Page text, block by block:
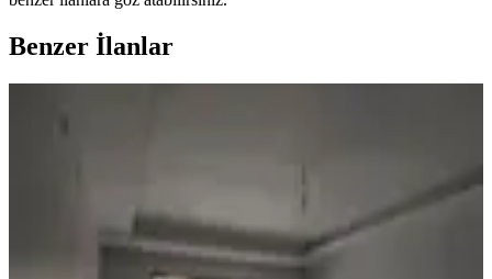
Benzer İlanlar
3+1·180 m²· 07.08.2026
27.000 ₺